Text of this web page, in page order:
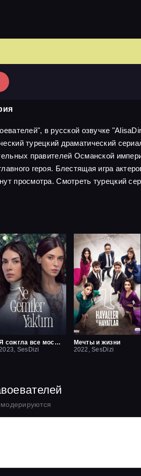
в русской озвучке
турецкий драматический
правителей Османской
героя. Блестящая игра
просмотра. Смотреть турецкий
Я сожгла все мосты / Какие корабли я сжёг
2023, SesDizi
Мечты и жизни
2022, SesDizi